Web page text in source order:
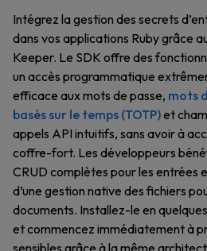
Intégrez la gestion des secrets
dans vos applications Ruby grâce
Keeper. Le SDK offre des
un accès programmatique
efficace aux mots de passe, mots
basés sur le temps (TOTP)et
appels API intuitifs, sans avoir à
coffre-fort. Les développeurs
CRUD complètes pour les entrées
d’une gestion native des fichiers
documents. Installez-le en
et commencez immédiatement à
sensibles grâce à la même